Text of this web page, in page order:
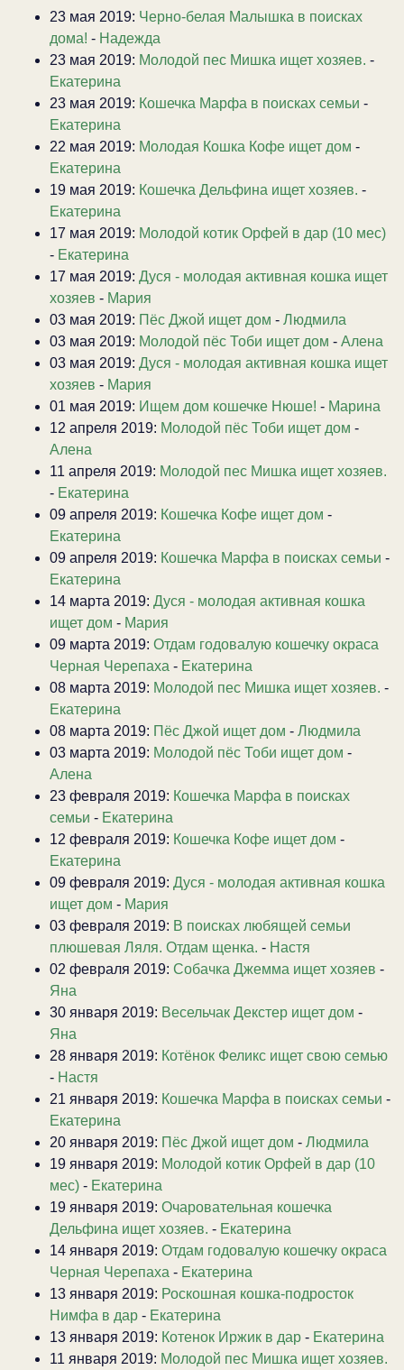
23 мая 2019: Черно-белая Малышка в поисках
дома! - Надежда
23 мая 2019: Молодой пес Мишка ищет хозяев. -
Екатерина
23 мая 2019: Кошечка Марфа в поисках семьи -
Екатерина
22 мая 2019: Молодая Кошка Кофе ищет дом -
Екатерина
19 мая 2019: Кошечка Дельфина ищет хозяев. -
Екатерина
17 мая 2019: Молодой котик Орфей в дар (10 мес)
- Екатерина
17 мая 2019: Дуся - молодая активная кошка ищет
хозяев - Мария
03 мая 2019: Пёс Джой ищет дом - Людмила
03 мая 2019: Молодой пёс Тоби ищет дом - Алена
03 мая 2019: Дуся - молодая активная кошка ищет
хозяев - Мария
01 мая 2019: Ищем дом кошечке Нюше! - Марина
12 апреля 2019: Молодой пёс Тоби ищет дом -
Алена
11 апреля 2019: Молодой пес Мишка ищет хозяев.
- Екатерина
09 апреля 2019: Кошечка Кофе ищет дом -
Екатерина
09 апреля 2019: Кошечка Марфа в поисках семьи -
Екатерина
14 марта 2019: Дуся - молодая активная кошка
ищет дом - Мария
09 марта 2019: Отдам годовалую кошечку окраса
Черная Черепаха - Екатерина
08 марта 2019: Молодой пес Мишка ищет хозяев. -
Екатерина
08 марта 2019: Пёс Джой ищет дом - Людмила
03 марта 2019: Молодой пёс Тоби ищет дом -
Алена
23 февраля 2019: Кошечка Марфа в поисках
семьи - Екатерина
12 февраля 2019: Кошечка Кофе ищет дом -
Екатерина
09 февраля 2019: Дуся - молодая активная кошка
ищет дом - Мария
03 февраля 2019: В поисках любящей семьи
плюшевая Ляля. Отдам щенка. - Настя
02 февраля 2019: Собачка Джемма ищет хозяев -
Яна
30 января 2019: Весельчак Декстер ищет дом -
Яна
28 января 2019: Котёнок Феликс ищет свою семью
- Настя
21 января 2019: Кошечка Марфа в поисках семьи -
Екатерина
20 января 2019: Пёс Джой ищет дом - Людмила
19 января 2019: Молодой котик Орфей в дар (10
мес) - Екатерина
19 января 2019: Очаровательная кошечка
Дельфина ищет хозяев. - Екатерина
14 января 2019: Отдам годовалую кошечку окраса
Черная Черепаха - Екатерина
13 января 2019: Роскошная кошка-подросток
Нимфа в дар - Екатерина
13 января 2019: Котенок Иржик в дар - Екатерина
11 января 2019: Молодой пес Мишка ищет хозяев.